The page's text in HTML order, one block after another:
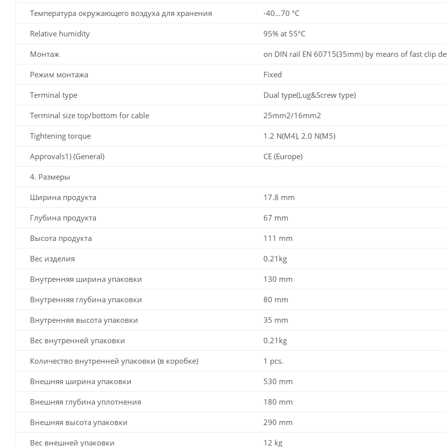
Температура окружающего воздуха для хранения -40…70 °C
Relative humidity 95% at 55°C
Монтаж on DIN rail EN 60715(35mm) by means of fast clip
Режим монтажа Fixed
Terminal type Dual type(Lug&Screw type)
Terminal size top/bottom for cable 25mm2/16mm2
Tightening torque 1.2 N(M4), 2.0 N(M5)
Approvals1) (General) CE (Europe)
4. Размеры
Ширина продукта 17.8 mm
Глубина продукта 67 mm
Высота продукта 111 mm
Вес изделия 0.21kg
Внутренняя ширина упаковки 130 mm
Внутренняя глубина упаковки 80 mm
Внутренняя высота упаковки 35 mm
Вес внутренней упаковки 0.21kg
Количество внутренней упаковки (в коробке) 1 pcs.
Внешняя ширина упаковки 530 mm
Внешняя глубина уплотнения 180 mm
Внешняя высота упаковки 290 mm
Вес внешней упаковки 12 kg